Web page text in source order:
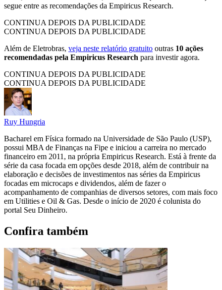
segue entre as recomendações da Empiricus Research.
CONTINUA DEPOIS DA PUBLICIDADE
CONTINUA DEPOIS DA PUBLICIDADE
Além de Eletrobras, veja neste relatório gratuito outras 10 ações
recomendadas pela Empiricus Research para investir agora.
CONTINUA DEPOIS DA PUBLICIDADE
CONTINUA DEPOIS DA PUBLICIDADE
Ruy Hungria
Bacharel em Física formado na Universidade de São Paulo (USP),
possui MBA de Finanças na Fipe e iniciou a carreira no mercado
financeiro em 2011, na própria Empiricus Research. Está à frente da
série da casa focada em opções desde 2018, além de contribuir na
elaboração e decisões de investimentos nas séries da Empiricus
focadas em microcaps e dividendos, além de fazer o
acompanhamento de companhias de diversos setores, com mais foco
em Utilities e Oil & Gas. Desde o início de 2020 é colunista do
portal Seu Dinheiro.
Confira também